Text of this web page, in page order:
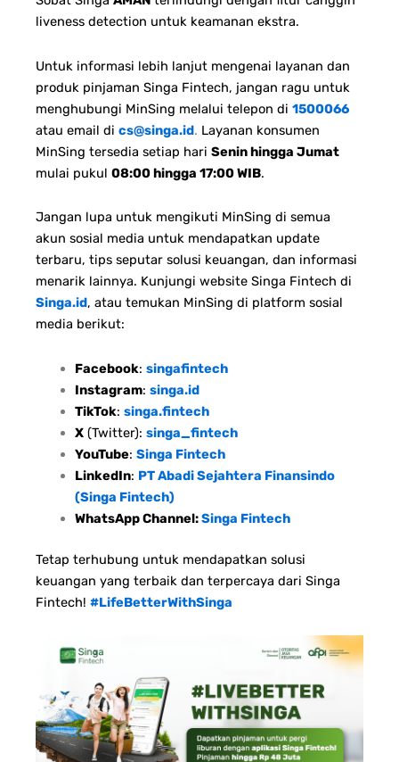
liveness detection untuk keamanan ekstra.
Untuk informasi lebih lanjut mengenai layanan dan
produk pinjaman Singa Fintech, jangan ragu untuk
menghubungi MinSing melalui telepon di 1500066
atau email di cs@singa.id. Layanan konsumen
MinSing tersedia setiap hari Senin hingga Jumat
mulai pukul 08:00 hingga 17:00 WIB.
Jangan lupa untuk mengikuti MinSing di semua
akun sosial media untuk mendapatkan update
terbaru, tips seputar solusi keuangan, dan informasi
menarik lainnya. Kunjungi website Singa Fintech di
Singa.id, atau temukan MinSing di platform sosial
media berikut:
Facebook: singafintech
Instagram: singa.id
TikTok: singa.fintech
X(Twitter): singa_fintech
YouTube: Singa Fintech
LinkedIn: PT Abadi Sejahtera Finansindo
(Singa Fintech)
WhatsApp Channel:Singa Fintech
Tetap terhubung untuk mendapatkan solusi
keuangan yang terbaik dan terpercaya dari Singa
Fintech! #LifeBetterWithSinga